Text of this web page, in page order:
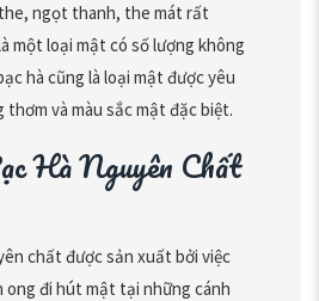
ngọt thanh, the mát rất
một loại mật có số lượng không
hà cũng là loại mật được yêu
và màu sắc mật đặc biệt.
Hà Nguyên Chất
chất được sản xuất bởi việc
ong đi hút mật tại những cánh